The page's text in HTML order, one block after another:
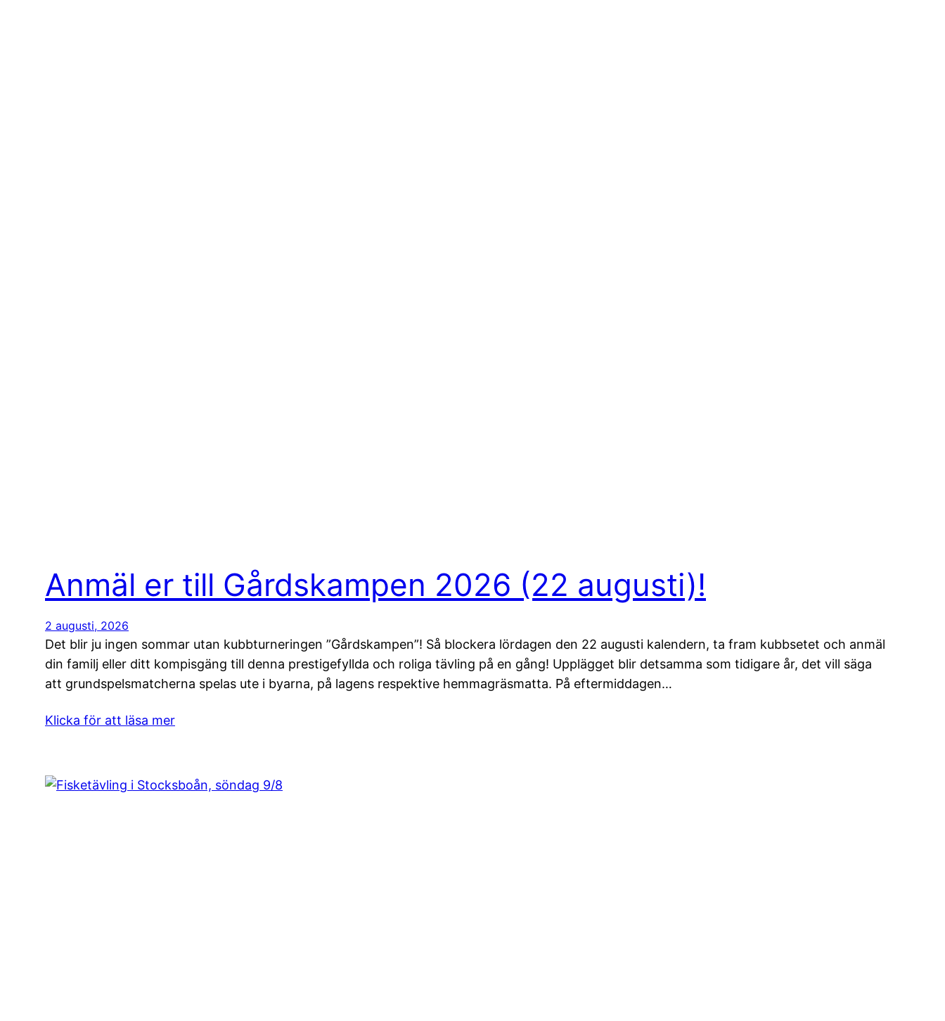
Anmäl er till Gårdskampen 2026 (22 augusti)!
2 augusti, 2026
Det blir ju ingen sommar utan kubbturneringen ”Gårdskampen”! Så blockera lördagen den 22 augusti kalendern, ta fram kubbsetet och anmäl
din familj eller ditt kompisgäng till denna prestigefyllda och roliga tävling på en gång! Upplägget blir detsamma som tidigare år, det vill säga
att grundspelsmatcherna spelas ute i byarna, på lagens respektive hemmagräsmatta. På eftermiddagen…
Klicka för att läsa mer